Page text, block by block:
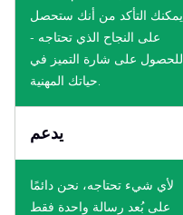
يمكنك التأكد من أنك ستحصل
على النجاح الذي تحتاجه -
للحصول على شارة التميز في
يدعم
لأي شيء تحتاجه، نحن دائمًا
على بُعد رسالة واحدة فقط